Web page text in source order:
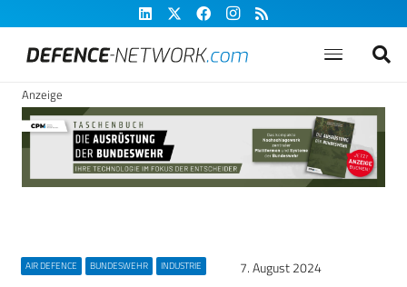
Anzeige
AIR DEFENCE BUNDESWEHR INDUSTRIE 7. August 2024